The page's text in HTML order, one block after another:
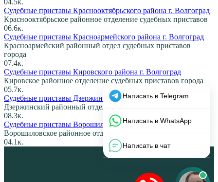
04.5к.
Судебные приставы Краснооктябрьского района г. Волгоград
Краснооктябрьское районное отделение судебных приставов
06.6к.
Судебные приставы Красноармейского района г. Волгоград
Красноармейский районный отдел судебных приставов
города
07.4к.
Судебные приставы Кировского района г. Волгоград
Кировское районное отделение судебных приставов города
05.7к.
Судебные приставы Дзержинского района г. Волгоград
Дзержинский районный отдел судебных приставов города
08.3к.
Судебные приставы Ворошиловского района г. Волгоград
Ворошиловское районное отделение судебных приставов
04.1к.
© 2026 НЕофициальный информационный сайт, содержащий
открытые выверенные данные об органах власти г. Волгоград:
официальные сайты, телефоны, адреса, графики работы,
схемы проезда, а также ссылки на юридические фирмы. В